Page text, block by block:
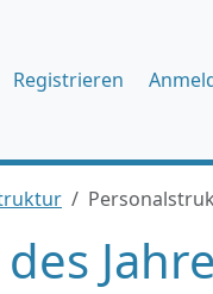
Registrieren